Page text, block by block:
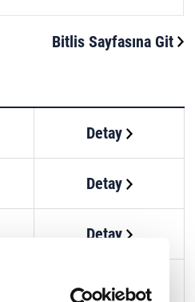
Bitlis Sayfasına Git
Detay
Detay
Detay
Detay